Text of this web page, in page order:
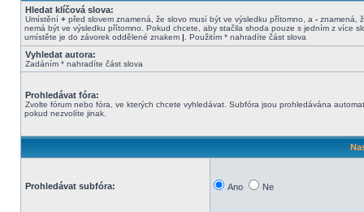
Hledat klíčová slova:
Umístění + před slovem znamená, že slovo musí být ve výsledku přítomno, a - znamená,
nemá být ve výsledku přítomno. Pokud chcete, aby stačila shoda pouze s jedním z více
umístěte je do závorek oddělené znakem | . Použitím * nahradíte část slova
Vyhledat autora:
Zadáním * nahradíte část slova
Prohledávat fóra:
Zvolte fórum nebo fóra, ve kterých chcete vyhledávat. Subfóra jsou prohledávána
pokud nezvolíte jinak.
Prohledávat subfóra: Ano Ne